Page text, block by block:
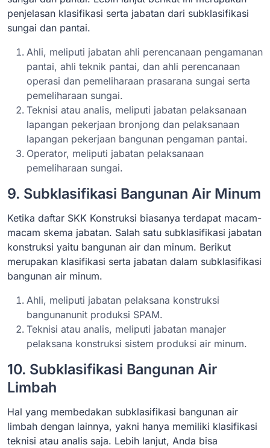
penjelasan klasifikasi serta jabatan dari subklasifikasi
sungai dan pantai.
Ahli, meliputi jabatan ahli perencanaan pengamanan
pantai, ahli teknik pantai, dan ahli perencanaan
operasi dan pemeliharaan prasarana sungai serta
pemeliharaan sungai.
Teknisi atau analis, meliputi jabatan pelaksanaan
lapangan pekerjaan bronjong dan pelaksanaan
lapangan pekerjaan bangunan pengaman pantai.
Operator, meliputi jabatan pelaksanaan
pemeliharaan sungai.
9. Subklasifikasi Bangunan Air Minum
Ketika daftar SKK Konstruksi biasanya terdapat macam-
macam skema jabatan. Salah satu subklasifikasi jabatan
konstruksi yaitu bangunan air dan minum. Berikut
merupakan klasifikasi serta jabatan dalam subklasifikasi
bangunan air minum.
Ahli, meliputi jabatan pelaksana konstruksi
bangunanunit produksi SPAM.
Teknisi atau analis, meliputi jabatan manajer
pelaksana konstruksi sistem produksi air minum.
10. Subklasifikasi Bangunan Air
Limbah
Hal yang membedakan subklasifikasi bangunan air
limbah dengan lainnya, yakni hanya memiliki klasifikasi
teknisi atau analis saja. Lebih lanjut, Anda bisa